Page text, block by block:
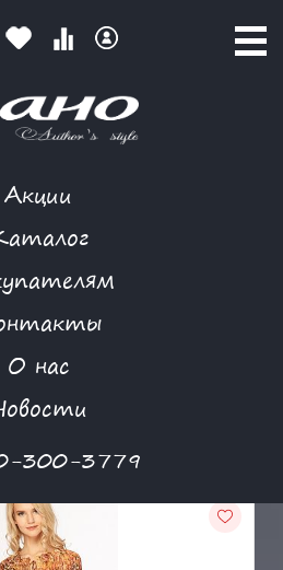
Акции
О нас
300-3779